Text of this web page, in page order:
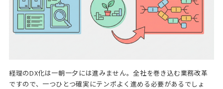
経理のDX化は一朝一夕には進みません。全社を巻き込む業務改革
ですので、一つひとつ確実にテンポよく進める必要があるでしょ